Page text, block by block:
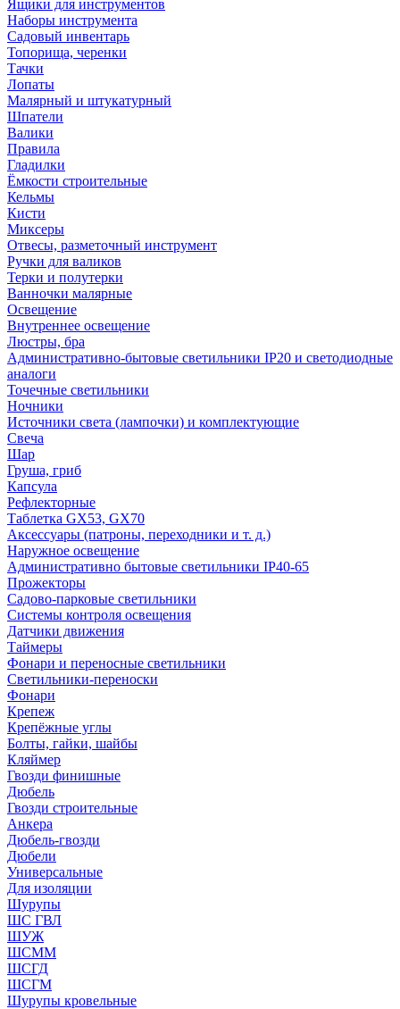
Ящики для инструментов
Наборы инструмента
Садовый инвентарь
Топорища, черенки
Тачки
Лопаты
Малярный и штукатурный
Шпатели
Валики
Правила
Гладилки
Ёмкости строительные
Кельмы
Кисти
Миксеры
Отвесы, разметочный инструмент
Ручки для валиков
Терки и полутерки
Ванночки малярные
Освещение
Внутреннее освещение
Люстры, бра
Административно-бытовые светильники IP20 и светодиодные
аналоги
Точечные светильники
Ночники
Источники света (лампочки) и комплектующие
Свеча
Шар
Груша, гриб
Капсула
Рефлекторные
Таблетка GX53, GX70
Аксессуары (патроны, переходники и т. д.)
Наружное освещение
Административно бытовые светильники IP40-65
Прожекторы
Садово-парковые светильники
Системы контроля освещения
Датчики движения
Таймеры
Фонари и переносные светильники
Светильники-переноски
Фонари
Крепеж
Крепёжные углы
Болты, гайки, шайбы
Кляймер
Гвозди финишные
Дюбель
Гвозди строительные
Анкера
Дюбель-гвозди
Дюбели
Универсальные
Для изоляции
Шурупы
ШС ГВЛ
ШУЖ
ШСММ
ШСГД
ШСГМ
Шурупы кровельные